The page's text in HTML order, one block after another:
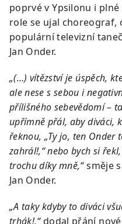
poprvé v Ypsilonu i
role se ujal choreograf,
populární televizní
Jan Onder.
„(…) vítězství je úspěch,
ale nese s sebou i
přílišného sebevědomí –
upřímně přál, aby diváci,
řeknou, „Ty jo, ten Onder
zahrál!,“ nebo bych si
trochu díky mně,“směje
Jan Onder.
„A taky kdyby to diváci
trhák!,“dodal přání